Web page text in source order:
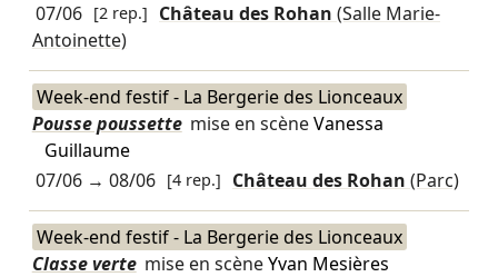
07/06 [2 rep.] Château des Rohan(Salle Marie-
Antoinette)
Week-end festif - La Bergerie des Lionceaux
Pousse poussette mise en scèneVanessa
Guillaume
07/06→ 08/06 [4 rep.] Château des Rohan(Parc)
Week-end festif - La Bergerie des Lionceaux
Classe verte mise en scèneYvan Mesières